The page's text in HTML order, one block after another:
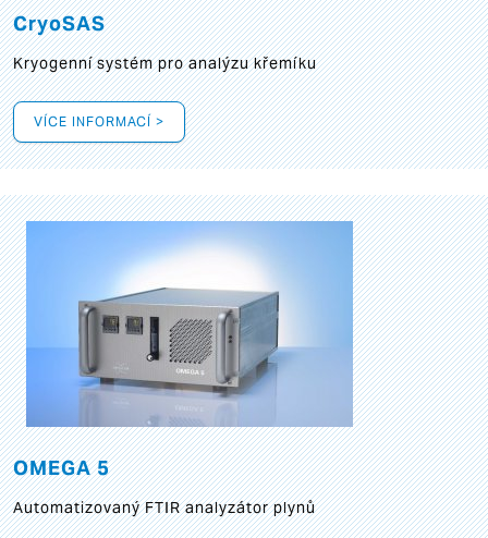
CryoSAS
Kryogenní systém pro analýzu křemíku
VÍCE INFORMACÍ >
OMEGA 5
Automatizovaný FTIR analyzátor plynů